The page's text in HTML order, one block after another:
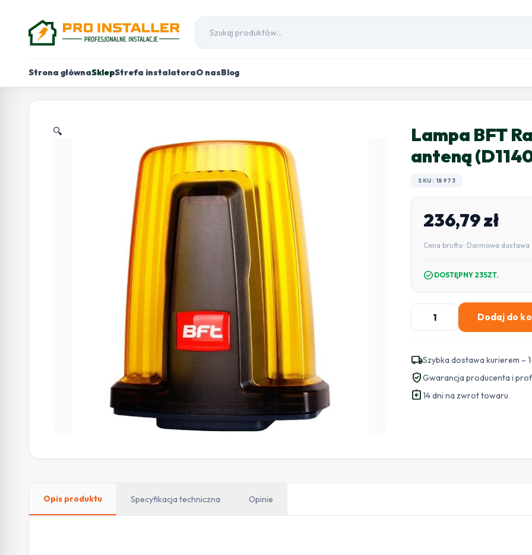
Strona głównaSklepStrefa instalatoraO nasBlog
🔍
Lampa BFT
anteną
SKU: 18973
236,79zł
Cena brutto · Darmowa
check_circle DOSTĘPNY 23SZT.
ilość
Lampa
Radius
LED
BT
A
00003)
Dodaj do
local_shippingSzybka dostawa kurierem –
verified_userGwarancja producenta i
assignment_return14 dni na zwrot towaru
Opis produktu Specyfikacja techniczna Opinie